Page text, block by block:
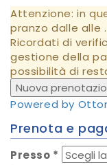
Attenzione: in
pranzo dalle alle .
Ricordati di
gestione della
possibilità di
Nuova
Powered by
Prenota e
Presso *